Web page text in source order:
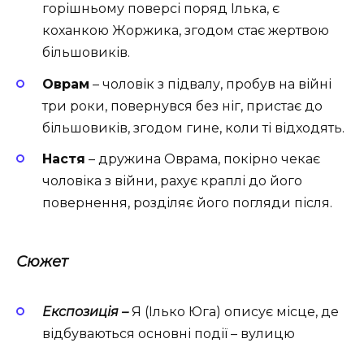
горішньому поверсі поряд Ілька, є
коханкою Жоржика, згодом стає жертвою
більшовиків.
Оврам – чоловік з підвалу, пробув на війні
три роки, повернувся без ніг, пристає до
більшовиків, згодом гине, коли ті відходять.
Настя – дружина Оврама, покірно чекає
чоловіка з війни, рахує краплі до його
повернення, розділяє його погляди після.
Сюжет
Експозиція –Я (Ілько Юга) описує місце, де
відбуваються основні події – вулицю